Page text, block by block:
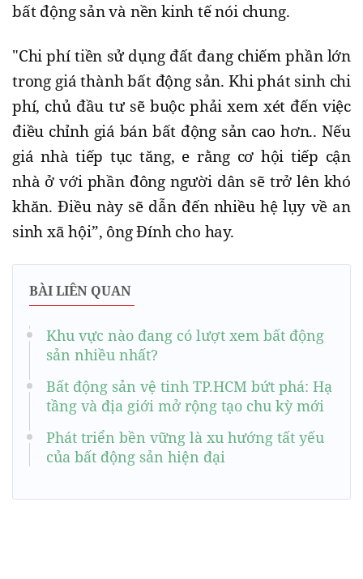
bất động sản và nền kinh tế nói chung.
"Chi phí tiền sử dụng đất đang chiếm phần lớn
trong giá thành bất động sản. Khi phát sinh chi
phí, chủ đầu tư sẽ buộc phải xem xét đến việc
điều chỉnh giá bán bất động sản cao hơn.. Nếu
giá nhà tiếp tục tăng, e rằng cơ hội tiếp cận
nhà ở với phần đông người dân sẽ trở lên khó
khăn. Điều này sẽ dẫn đến nhiều hệ lụy về an
sinh xã hội”, ông Đính cho hay.
BÀI LIÊN QUAN
Khu vực nào đang có lượt xem bất động
sản nhiều nhất?
Bất động sản vệ tinh TP.HCM bứt phá: Hạ
tầng và địa giới mở rộng tạo chu kỳ mới
Phát triển bền vững là xu hướng tất yếu
của bất động sản hiện đại